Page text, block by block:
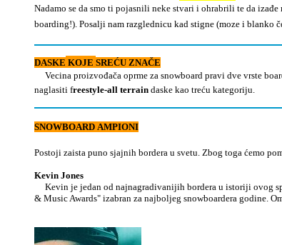
Nadamo se da smo ti pojasnili neke stvari i ohrabrili te da
boarding!). Posalji nam razglednicu kad stigne (moze i blanko
DASKE KOJE SREĆU ZNAČE
Vecina proizvođača oprme za snowboard pravi dve vrste
naglasiti freestyle-all terrain daske kao treću kategoriju.
SNOWBOARD AMPIONI
Postoji zaista puno sjajnih bordera u svetu. Zbog toga ćemo
Kevin Jones
Kevin je jedan od najnagradivanijih bordera u istoriji ovog
& Music Awards" izabran za najboljeg snowboardera godine.